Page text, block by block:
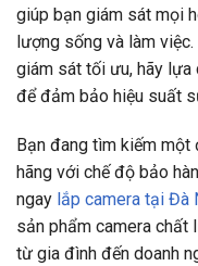
giúp bạn giám sát mọi
lượng sống và làm
giám sát tối ưu, hãy
để đảm bảo hiệu suất
Bạn đang tìm kiếm một
hãng với chế độ bảo
ngay lắp camera tại Đà
sản phẩm camera chất
từ gia đình đến doanh